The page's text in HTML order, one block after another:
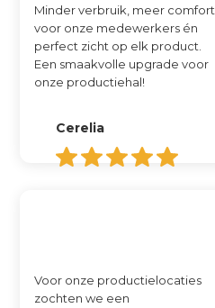
Minder verbruik, meer comfort
voor onze medewerkers én
perfect zicht op elk product.
Een smaakvolle upgrade voor
onze productiehal!
Cerelia
Voor onze productielocaties
zochten we een